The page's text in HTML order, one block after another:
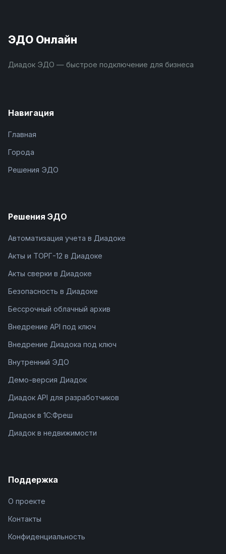
ЭДО Онлайн
Диадок ЭДО — быстрое подключение для бизнеса
Навигация
Главная
Города
Решения ЭДО
Решения ЭДО
Автоматизация учета в Диадоке
Акты и ТОРГ-12 в Диадоке
Акты сверки в Диадоке
Безопасность в Диадоке
Бессрочный облачный архив
Внедрение API под ключ
Внедрение Диадока под ключ
Внутренний ЭДО
Демо-версия Диадок
Диадок API для разработчиков
Диадок в 1С:Фреш
Диадок в недвижимости
Поддержка
О проекте
Контакты
Конфиденциальность